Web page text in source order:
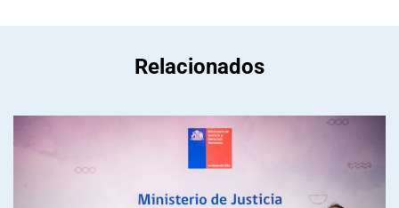
Relacionados